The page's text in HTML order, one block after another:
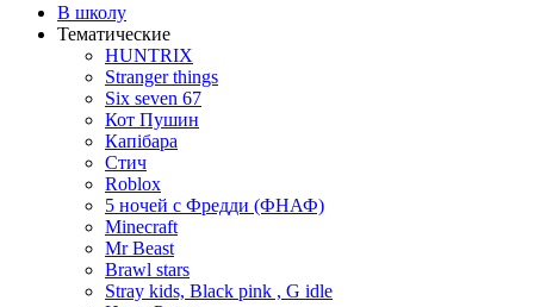
В школу
Тематические
HUNTRIX
Stranger things
Six seven 67
Кот Пушин
Капібара
Стич
Roblox
5 ночей с Фредди (ФНАФ)
Minecraft
Mr Beast
Brawl stars
Stray kids, Black pink , G idle